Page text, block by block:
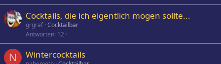
Cocktails, die ich eigentlich mögen sollte...
grgraf Cocktailbar
Antworten 12
N Wintercocktails